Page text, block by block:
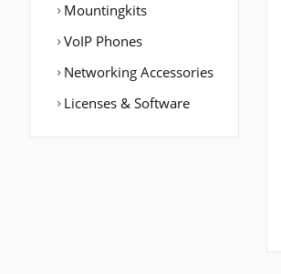
Mountingkits
VoIP Phones
Networking Accessories
Licenses & Software